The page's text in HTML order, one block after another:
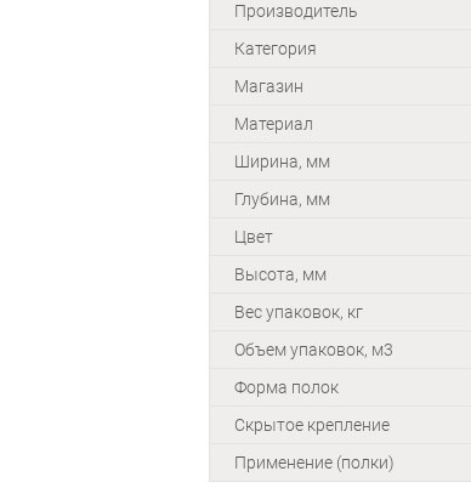
Производитель
Категория
Магазин
Материал
Ширина, мм
Глубина, мм
Цвет
Высота, мм
Вес упаковок, кг
Объем упаковок, м3
Форма полок
Скрытое крепление
Применение (полки)